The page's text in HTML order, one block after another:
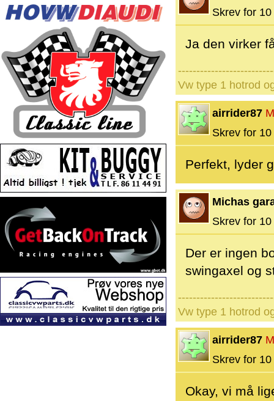
Skrev for
Ja den virker
Vw type 1 hotrod
airrider87
Skrev for
Perfekt, lyder
Michas
Skrev for
Der er ingen
swingaxel og
Vw type 1 hotrod
airrider87
Skrev for
Okay, vi må